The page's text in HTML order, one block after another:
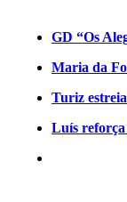
GD “Os
Maria da
Turiz
Luís reforça